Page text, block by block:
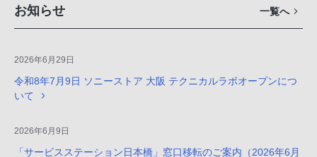
お知らせ 一覧へ
2026年6月29日
令和8年7月9日 ソニーストア 大阪 テクニカルラボオープンにつ
いて
2026年6月9日
「サービスステーション日本橋」窓口移転のご案内（2026年6月